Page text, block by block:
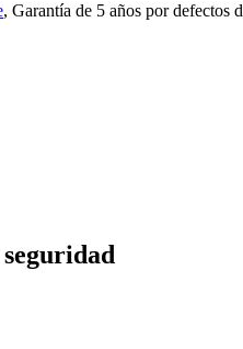
, Garantía de 5 años por defectos